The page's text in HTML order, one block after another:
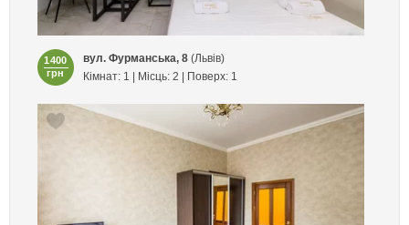
1400
грн
вул. Фурманська, 8(Львів)
Кімнат: 1 | Місць: 2 | Поверх: 1